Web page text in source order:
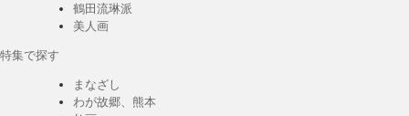
鶴田流琳派
美人画
特集で探す
まなざし
わが故郷、熊本